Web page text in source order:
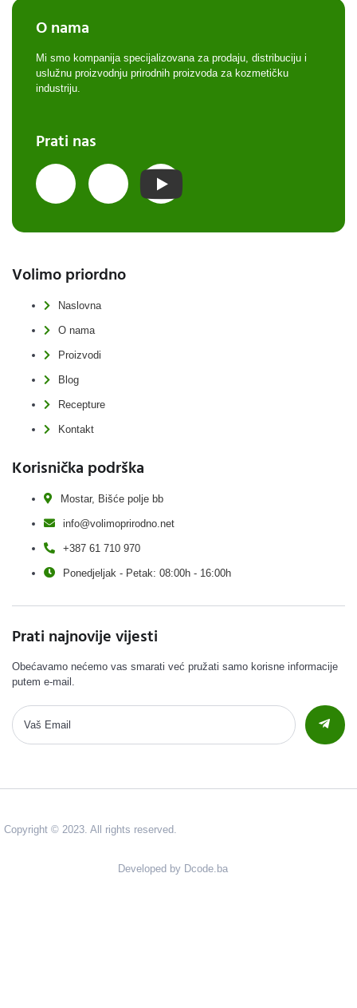
O nama
Mi smo kompanija specijalizovana za prodaju, distribuciju i
uslužnu proizvodnju prirodnih proizvoda za kozmetičku
industriju.
Prati nas
Volimo priordno
Naslovna
O nama
Proizvodi
Blog
Recepture
Kontakt
Korisnička podrška
Mostar, Bišće polje bb
info@volimoprirodno.net
+387 61 710 970
Ponedjeljak - Petak: 08:00h - 16:00h
Prati najnovije vijesti
Obećavamo nećemo vas smarati već pružati samo korisne informacije
putem e-mail.
Copyright © 2023. All rights reserved.
Developed by Dcode.ba